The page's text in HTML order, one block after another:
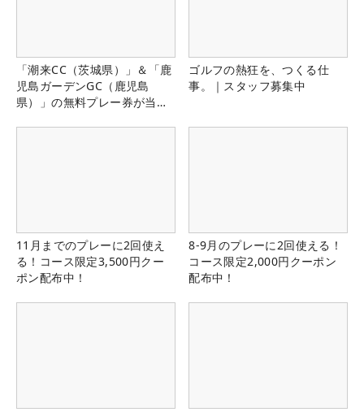
「潮来CC（茨城県）」＆「鹿
児島ガーデンGC（鹿児島
県）」の無料プレー券が当た
ゴルフの熱狂を、つくる仕
事。｜スタッフ募集中
11月までのプレーに2回使え
る！コース限定3,500円クー
ポン配布中！
8-9月のプレーに2回使える！
コース限定2,000円クーポン
配布中！